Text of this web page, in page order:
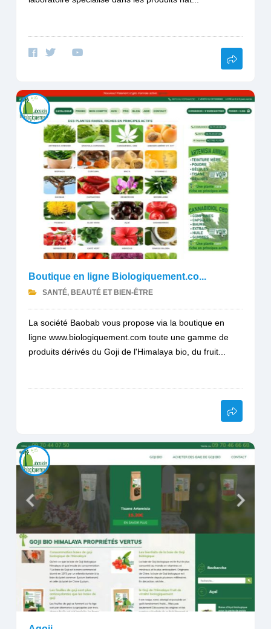
Boutique en ligne Biologiquement.co...
SANTÉ, BEAUTÉ ET BIEN-ÊTRE
La société Baobab vous propose via la boutique en
ligne www.biologiquement.com toute une gamme de
produits dérivés du Goji de l'Himalaya bio, du fruit...